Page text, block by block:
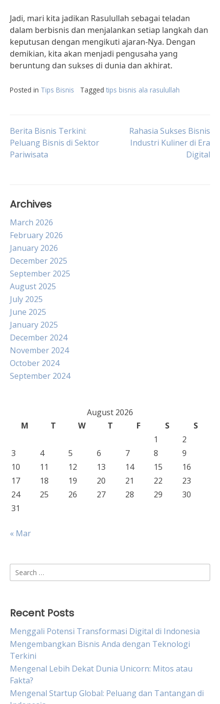
Jadi, mari kita jadikan Rasulullah sebagai teladan
dalam berbisnis dan menjalankan setiap langkah dan
keputusan dengan mengikuti ajaran-Nya. Dengan
demikian, kita akan menjadi pengusaha yang
beruntung dan sukses di dunia dan akhirat.
Posted in Tips Bisnis Tagged tips bisnis ala rasulullah
Post
navigation
Berita Bisnis Terkini:
Peluang Bisnis di Sektor
Pariwisata
Rahasia Sukses Bisnis
Industri Kuliner di Era
Digital
Archives
March 2026
February 2026
January 2026
December 2025
September 2025
August 2025
July 2025
June 2025
January 2025
December 2024
November 2024
October 2024
September 2024
August 2026
M
T W T F S
S
1
2
3
4 5 6 7 8
9
10
11 12 13 14 15
16
17
18 19 20 21 22
23
24
25 26 27 28 29
30
31
« Mar
Search
for:
Recent Posts
Menggali Potensi Transformasi Digital di Indonesia
Mengembangkan Bisnis Anda dengan Teknologi
Terkini
Mengenal Lebih Dekat Dunia Unicorn: Mitos atau
Fakta?
Mengenal Startup Global: Peluang dan Tantangan di